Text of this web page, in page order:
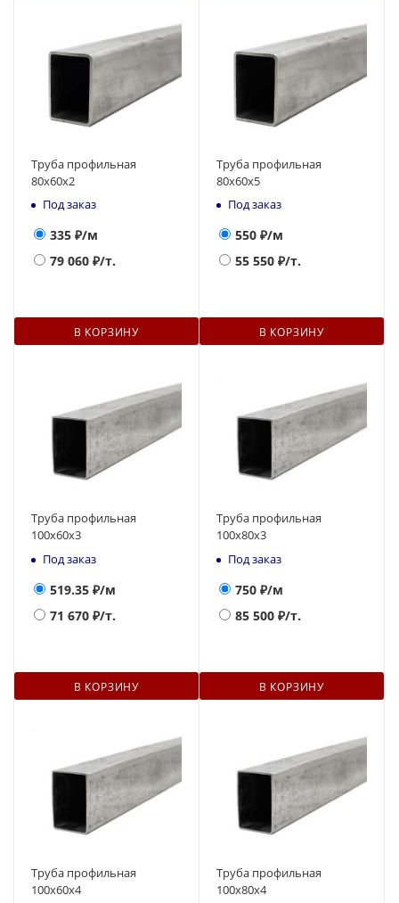
Труба профильная
80х60х2
Под заказ
335 ₽/м
79 060 ₽/т.
В КОРЗИНУ
Труба профильная
80х60х5
Под заказ
550 ₽/м
55 550 ₽/т.
В КОРЗИНУ
Труба профильная
100х60х3
Под заказ
519.35 ₽/м
71 670 ₽/т.
В КОРЗИНУ
Труба профильная
100х80х3
Под заказ
750 ₽/м
85 500 ₽/т.
В КОРЗИНУ
Труба профильная
100х60х4
Труба профильная
100х80х4